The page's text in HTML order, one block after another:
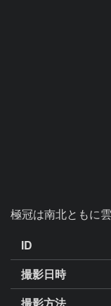
極冠は南北ともに
ID
撮影日時
撮影方法